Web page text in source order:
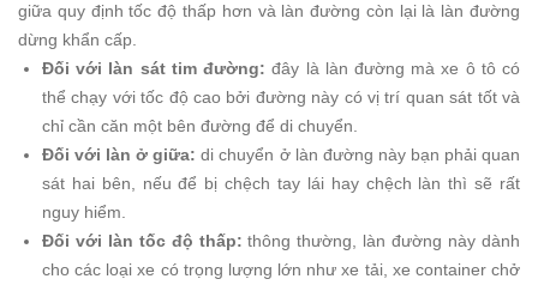
giữa quy định tốc độ thấp hơn và làn đường còn lại là làn đường
dừng khẩn cấp.
Đối với làn sát tim đường: đây là làn đường mà xe ô tô có
thể chạy với tốc độ cao bởi đường này có vị trí quan sát tốt và
chỉ cần căn một bên đường để di chuyển.
Đối với làn ở giữa:di chuyển ở làn đường này bạn phải quan
sát hai bên, nếu để bị chệch tay lái hay chệch làn thì sẽ rất
nguy hiểm.
Đối với làn tốc độ thấp:thông thường, làn đường này dành
cho các loại xe có trọng lượng lớn như xe tải, xe container chở